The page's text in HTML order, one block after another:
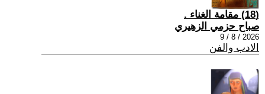
(18) مقامة الغناء .
صباح حزمي الزهيري
2026 / 8 / 9
الادب والفن